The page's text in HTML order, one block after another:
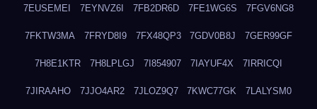
7EUSEMEI 7EYNVZ6I 7FB2DR6D 7FE1WG6S 7FGV6NG8
7FKTW3MA 7FRYD8I9 7FX48QP3 7GDV0B8J 7GER99GF
7H8E1KTR 7H8LPLGJ 7I854907 7IAYUF4X 7IRRICQI
7JIRAAHO 7JJO4AR2 7JLOZ9Q7 7KWC77GK 7LALYSM0